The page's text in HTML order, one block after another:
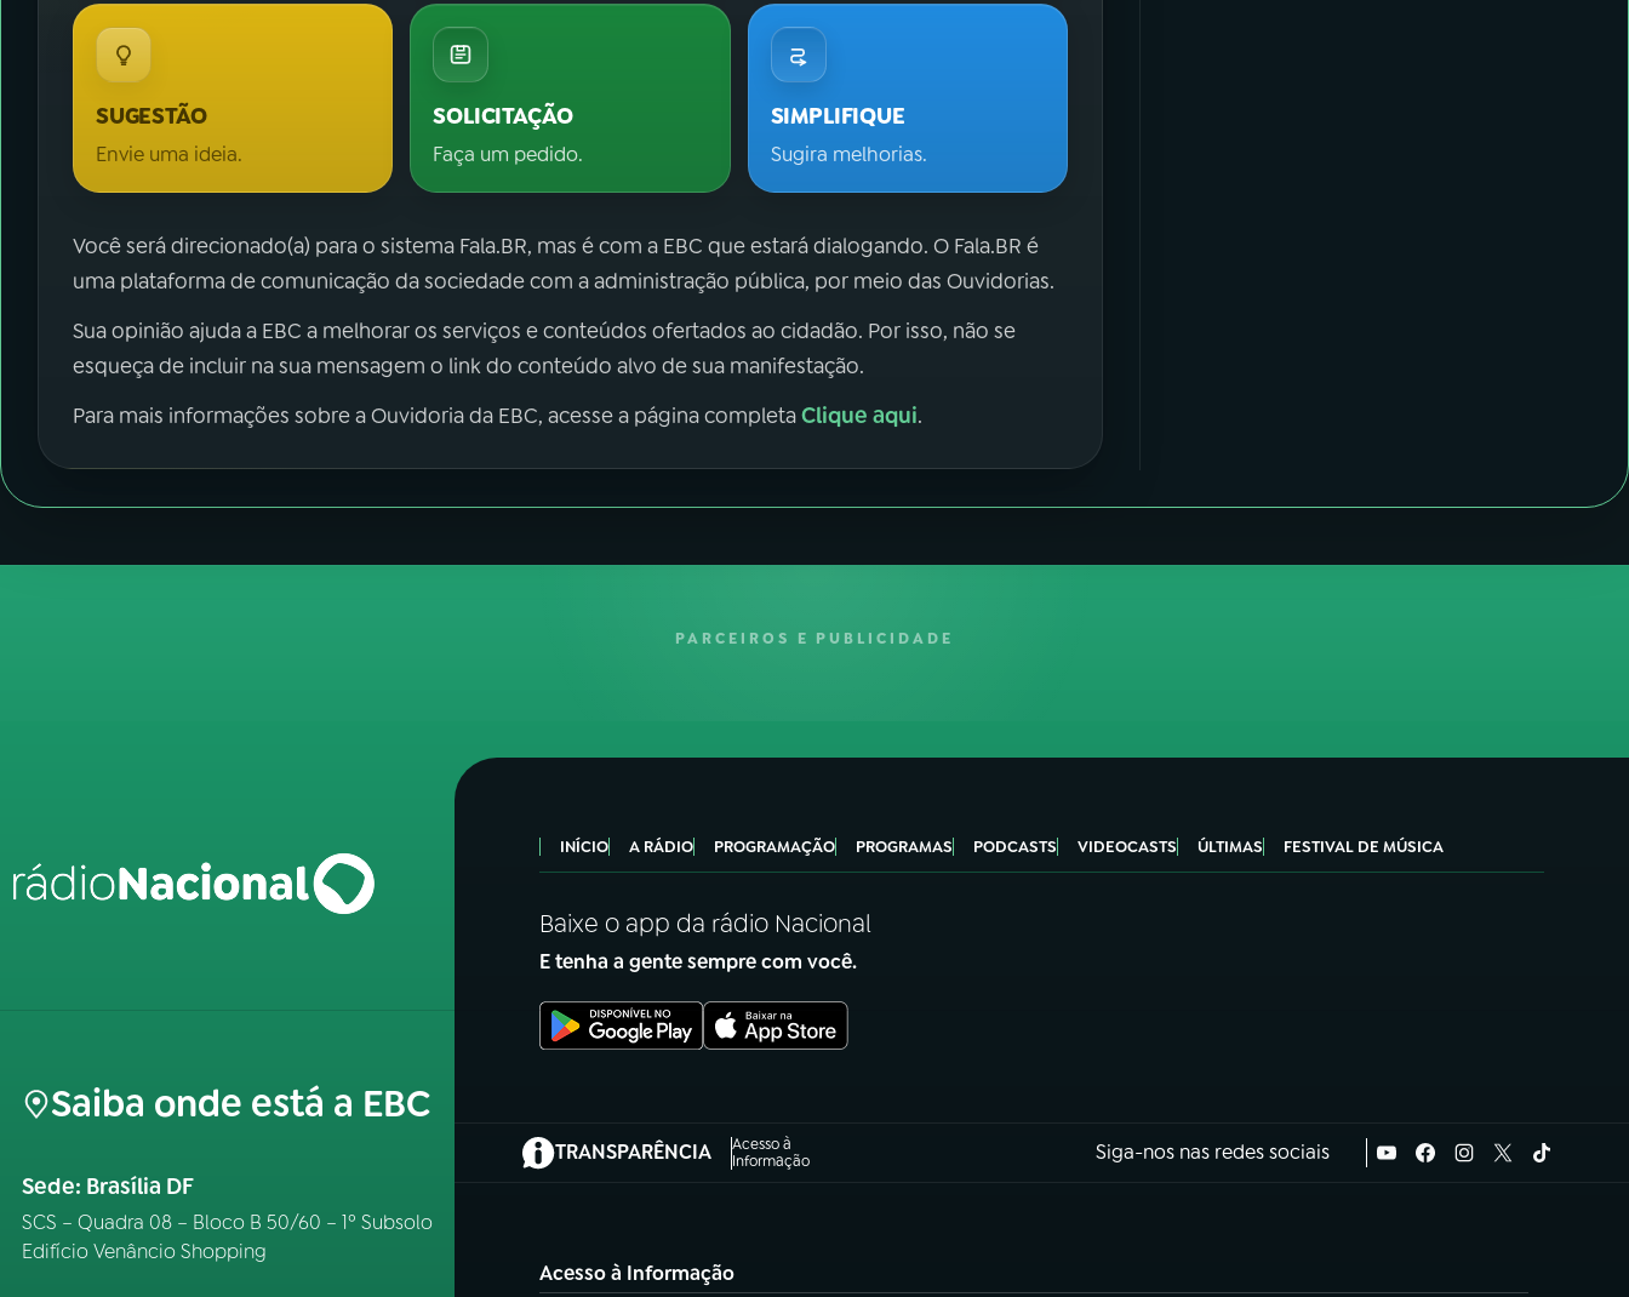
SUGESTÃO
Envie uma ideia.
SOLICITAÇÃO
Faça um pedido.
SIMPLIFIQUE
Sugira melhorias.
Você será direcionado(a) para o sistema Fala.BR, mas é com a EBC que estará dialogando. O Fala.BR é
uma plataforma de comunicação da sociedade com a administração pública, por meio das Ouvidorias.
Sua opinião ajuda a EBC a melhorar os serviços e conteúdos ofertados ao cidadão. Por isso, não se
esqueça de incluir na sua mensagem o link do conteúdo alvo de sua manifestação.
Para mais informações sobre a Ouvidoria da EBC, acesse a página completaClique aqui.
PARCEIROS E PUBLICIDADE
Saiba onde está a EBC
Sede: Brasília DF
SCS – Quadra 08 – Bloco B 50/60 – 1º Subsolo
Edifício Venâncio Shopping
INÍCIO A RÁDIO PROGRAMAÇÃO PROGRAMAS PODCASTS VIDEOCASTS ÚLTIMAS FESTIVAL DE MÚSICA
Baixe o app da rádio Nacional
E tenha a gente sempre com você.
TRANSPARÊNCIA
Acesso à
Informação
(abre em nova aba) Siga-nos nas redes sociais
Acesso à Informação